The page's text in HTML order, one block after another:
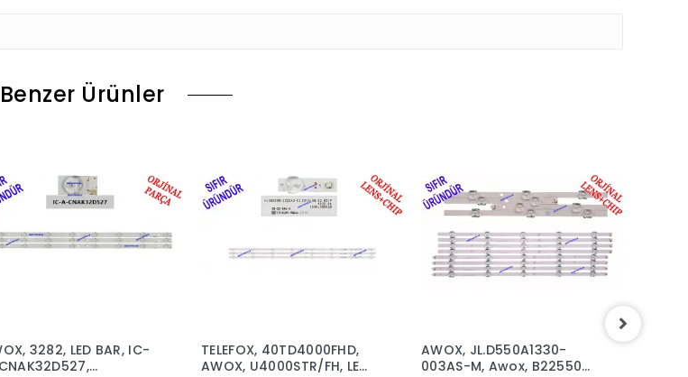
Benzer Ürünler
3282, LED BAR, IC-
TELEFOX, 40TD4000FHD,
AWOX, U4000STR/FH, LED
AWOX, JL.D550A1330-
003AS-M, Awox, B225500,